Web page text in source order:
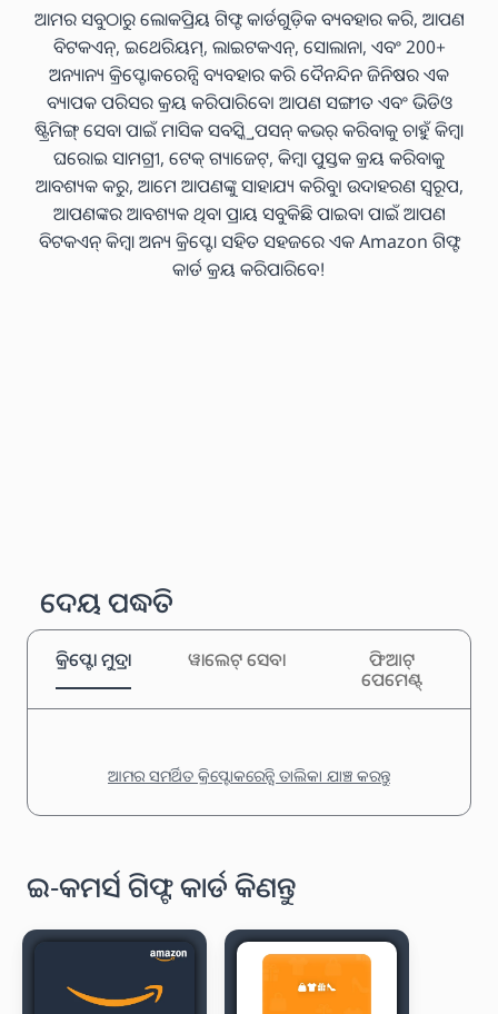
ଆମର ସବୁଠାରୁ ଲୋକପ୍ରିୟ ଗିଫ୍ଟ କାର୍ଡଗୁଡ଼ିକ ବ୍ୟବହାର କରି, ଆପଣ
ବିଟକଏନ୍, ଇଥେରିୟମ୍, ଲାଇଟକଏନ୍, ସୋଲାନା, ଏବଂ 200+
ଅନ୍ୟାନ୍ୟ କ୍ରିପ୍ଟୋକରେନ୍ସି ବ୍ୟବହାର କରି ଦୈନନ୍ଦିନ ଜିନିଷର ଏକ
ବ୍ୟାପକ ପରିସର କ୍ରୟ କରିପାରିବେ। ଆପଣ ସଙ୍ଗୀତ ଏବଂ ଭିଡିଓ
ଷ୍ଟ୍ରିମିଙ୍ଗ୍ ସେବା ପାଇଁ ମାସିକ ସବସ୍କ୍ରିପସନ୍ କଭର୍ କରିବାକୁ ଚାହୁଁ କିମ୍ବା
ଘରୋଇ ସାମଗ୍ରୀ, ଟେକ୍ ଗ୍ୟାଜେଟ୍, କିମ୍ବା ପୁସ୍ତକ କ୍ରୟ କରିବାକୁ
ଆବଶ୍ୟକ କରୁ, ଆମେ ଆପଣଙ୍କୁ ସାହାଯ୍ୟ କରିବୁ। ଉଦାହରଣ ସ୍ୱରୂପ,
ଆପଣଙ୍କର ଆବଶ୍ୟକ ଥିବା ପ୍ରାୟ ସବୁକିଛି ପାଇବା ପାଇଁ ଆପଣ
ବିଟକଏନ୍ କିମ୍ବା ଅନ୍ୟ କ୍ରିପ୍ଟୋ ସହିତ ସହଜରେ ଏକ Amazon ଗିଫ୍ଟ
କାର୍ଡ କ୍ରୟ କରିପାରିବେ!
ଦେୟ ପଦ୍ଧତି
କ୍ରିପ୍ଟୋ ମୁଦ୍ରା ୱାଲେଟ୍ ସେବା
ଫିଆଟ୍
ପେମେଣ୍ଟ୍
ଆମର ସମର୍ଥିତ କ୍ରିପ୍ଟୋକରେନ୍ସି ତାଲିକା ଯାଞ୍ଚ କରନ୍ତୁ
ଇ-କମର୍ସ ଗିଫ୍ଟ କାର୍ଡ କିଣନ୍ତୁ